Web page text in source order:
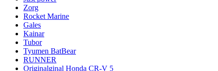
Zorg
Rocket Marine
Gales
Kainar
Tubor
Tyumen BatBear
RUNNER
Originalginal Honda CR-V 5